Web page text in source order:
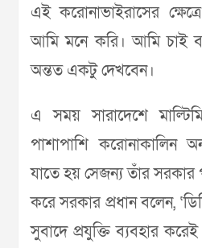
এই করোনাভাইরাসের
আমি মনে করি। আমি চাই
অন্তত একটু দেখবেন।
এ সময় সারাদেশে
পাশাপাশি করোনাকালিন
যাতে হয় সেজন্য তাঁর সরকার
করে সরকার প্রধান বলেন,
সুবাদে প্রযুক্তি ব্যবহার